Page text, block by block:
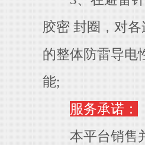
胶密 封圈，对
的整体防雷导电
能;
服务承诺：
本平台销售并